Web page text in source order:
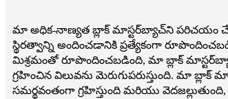
మా అధిక-నాణ్యత బ్లాక్ మాస్టర్‌బ్యాచ్‌ని పరిచయం
స్థిరత్వాన్ని అందించడానికి ప్రత్యేకంగా
మిశ్రమంతో రూపొందించబడింది, మా బ్లాక్
గ్రహించిన విలువను మెరుగుపరుస్తుంది. మా
సమర్థవంతంగా గ్రహిస్తుంది మరియు